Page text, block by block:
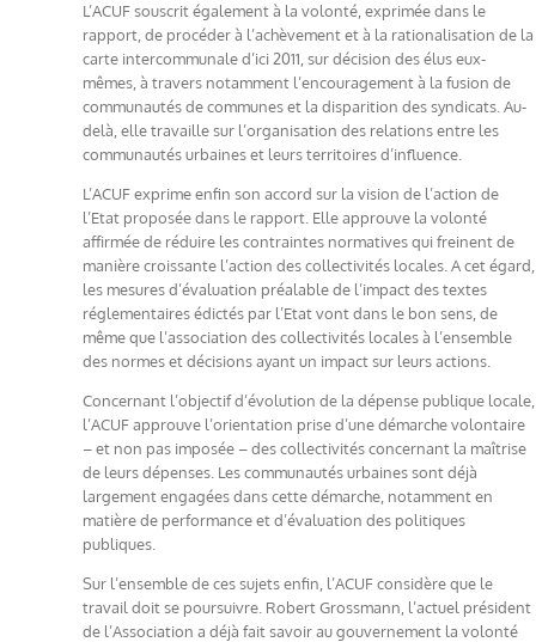
L’ACUF souscrit également à la volonté, exprimée dans le
rapport, de procéder à l’achèvement et à la rationalisation de la
carte intercommunale d’ici 2011, sur décision des élus eux-
mêmes, à travers notamment l’encouragement à la fusion de
communautés de communes et la disparition des syndicats. Au-
delà, elle travaille sur l’organisation des relations entre les
communautés urbaines et leurs territoires d’influence.
L’ACUF exprime enfin son accord sur la vision de l’action de
l’Etat proposée dans le rapport. Elle approuve la volonté
affirmée de réduire les contraintes normatives qui freinent de
manière croissante l’action des collectivités locales. A cet égard,
les mesures d’évaluation préalable de l’impact des textes
réglementaires édictés par l’Etat vont dans le bon sens, de
même que l’association des collectivités locales à l’ensemble
des normes et décisions ayant un impact sur leurs actions.
Concernant l’objectif d’évolution de la dépense publique locale,
l’ACUF approuve l’orientation prise d’une démarche volontaire
– et non pas imposée – des collectivités concernant la maîtrise
de leurs dépenses. Les communautés urbaines sont déjà
largement engagées dans cette démarche, notamment en
matière de performance et d’évaluation des politiques
publiques.
Sur l’ensemble de ces sujets enfin, l’ACUF considère que le
travail doit se poursuivre. Robert Grossmann, l’actuel président
de l’Association a déjà fait savoir au gouvernement la volonté